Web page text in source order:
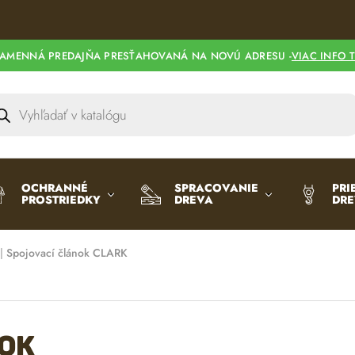
PREDAJŇA PRESŤAHOVANÁ NA NOVÚ ADRESU -VIAC INFO
OCHRANNÉ
PROSTRIEDKY
SPRACOVANIE
DREVA
| Spojovací článok CLARK